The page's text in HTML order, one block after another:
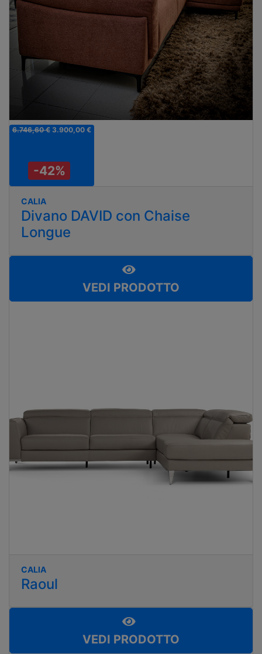
6.746,60 €3.900,00 €
-42%
CALIA
Divano DAVID con Chaise
Longue
VEDI PRODOTTO
CALIA
Raoul
VEDI PRODOTTO